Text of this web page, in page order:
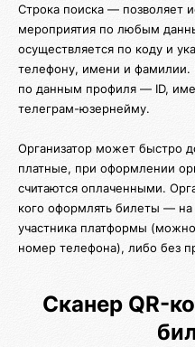
Строка поиска — позволяет
мероприятия по любым
осуществляется по коду и
телефону, имени и фамилии.
по данным профиля — ID,
телеграм-юзернейму.
Организатор может быстро
платные, при оформлении
считаются оплаченными.
кого оформлять билеты — на
участника платформы
номер телефона), либо без
Сканер QR-